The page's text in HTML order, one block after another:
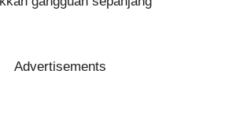
Advertisements